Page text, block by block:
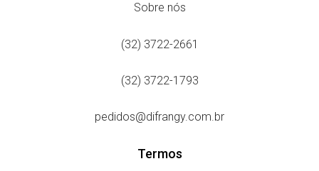
Sobre nós
(32) 3722-2661
(32) 3722-1793
pedidos@difrangy.com.br
Termos